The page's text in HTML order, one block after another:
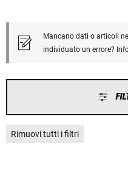
Mancano dati o articoli
individuato un errore?
Rimuovi tutti i filtri